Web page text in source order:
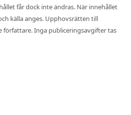
får dock inte ändras. När innehållet
källa anges. Upphovsrätten till
författare. Inga publiceringsavgifter tas